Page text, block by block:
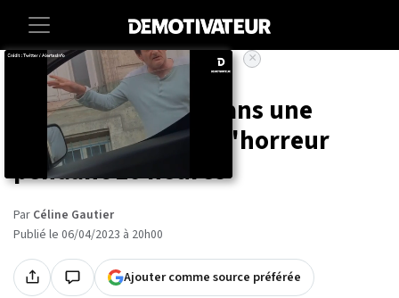
Accueil Societe
Enterrée vivante dans une
tombe, elle a vécu l'horreur
pendant 10 heures
Par Céline Gautier
Publié le 06/04/2023 à 20h00
Ajouter comme source préférée
×